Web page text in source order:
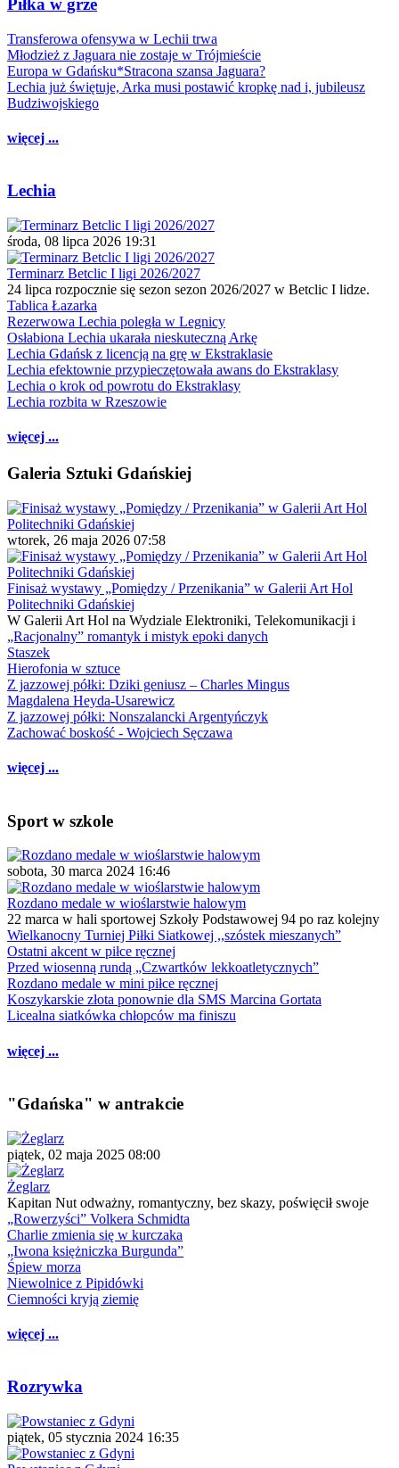
Piłka w grze
Transferowa ofensywa w Lechii trwa
Młodzież z Jaguara nie zostaje w Trójmieście
Europa w Gdańsku*Stracona szansa Jaguara?
Lechia już świętuje, Arka musi postawić kropkę nad i, jubileusz
Budziwojskiego
więcej ...
Lechia
środa, 08 lipca 2026 19:31
Terminarz Betclic I ligi 2026/2027
24 lipca rozpocznie się sezon sezon 2026/2027 w Betclic I lidze.
Tablica Łazarka
Rezerwowa Lechia poległa w Legnicy
Osłabiona Lechia ukarała nieskuteczną Arkę
Lechia Gdańsk z licencją na grę w Ekstraklasie
Lechia efektownie przypieczętowała awans do Ekstraklasy
Lechia o krok od powrotu do Ekstraklasy
Lechia rozbita w Rzeszowie
więcej ...
Galeria Sztuki Gdańskiej
wtorek, 26 maja 2026 07:58
Finisaż wystawy „Pomiędzy / Przenikania” w Galerii Art Hol
Politechniki Gdańskiej
W Galerii Art Hol na Wydziale Elektroniki, Telekomunikacji i
„Racjonalny” romantyk i mistyk epoki danych
Staszek
Hierofonia w sztuce
Z jazzowej półki: Dziki geniusz – Charles Mingus
Magdalena Heyda-Usarewicz
Z jazzowej półki: Nonszalancki Argentyńczyk
Zachować boskość - Wojciech Sęczawa
więcej ...
Sport w szkole
sobota, 30 marca 2024 16:46
Rozdano medale w wioślarstwie halowym
22 marca w hali sportowej Szkoły Podstawowej 94 po raz kolejny
Wielkanocny Turniej Piłki Siatkowej ,,szóstek mieszanych”
Ostatni akcent w piłce ręcznej
Przed wiosenną rundą „Czwartków lekkoatletycznych”
Rozdano medale w mini piłce ręcznej
Koszykarskie złota ponownie dla SMS Marcina Gortata
Licealna siatkówka chłopców ma finiszu
więcej ...
"Gdańska" w antrakcie
piątek, 02 maja 2025 08:00
Żeglarz
Kapitan Nut odważny, romantyczny, bez skazy, poświęcił swoje
„Rowerzyści” Volkera Schmidta
Charlie zmienia się w kurczaka
„Iwona księżniczka Burgunda”
Śpiew morza
Niewolnice z Pipidówki
Ciemności kryją ziemię
więcej ...
Rozrywka
piątek, 05 stycznia 2024 16:35